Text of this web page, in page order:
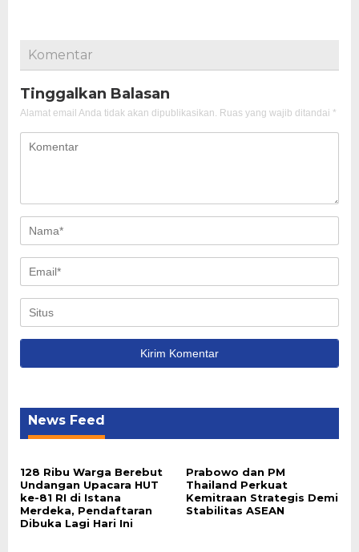
Komentar
Tinggalkan Balasan
Alamat email Anda tidak akan dipublikasikan. Ruas yang wajib ditandai *
News Feed
128 Ribu Warga Berebut
Undangan Upacara HUT
ke-81 RI di Istana
Merdeka, Pendaftaran
Dibuka Lagi Hari Ini
Prabowo dan PM
Thailand Perkuat
Kemitraan Strategis Demi
Stabilitas ASEAN